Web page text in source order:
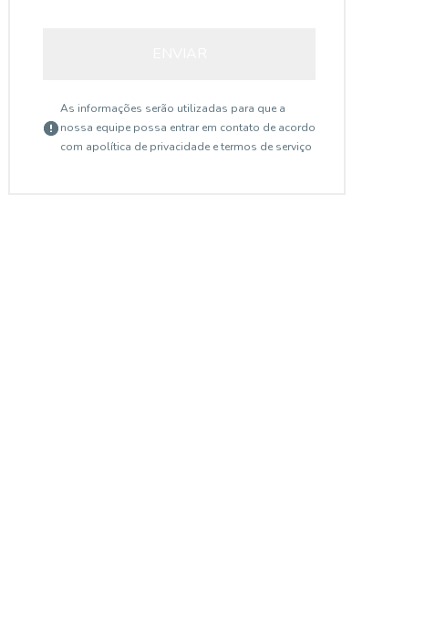
As informações serão utilizadas para que a
nossa equipe possa entrar em contato de acordo
com apolítica de privacidade e termos de serviço